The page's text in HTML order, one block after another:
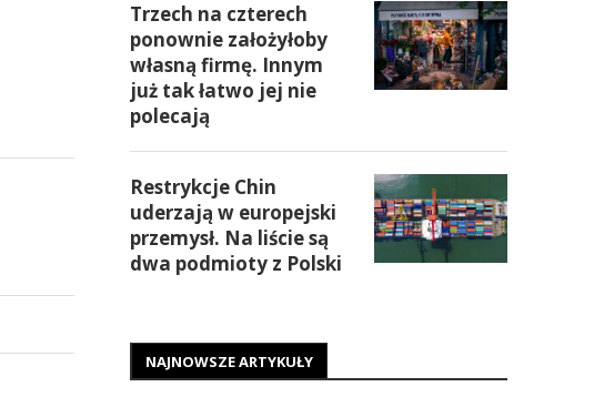
Trzech na czterech
ponownie założyłoby
własną firmę. Innym
już tak łatwo jej nie
polecają
Restrykcje Chin
uderzają w europejski
przemysł. Na liście są
dwa podmioty z Polski
NAJNOWSZE ARTYKUŁY